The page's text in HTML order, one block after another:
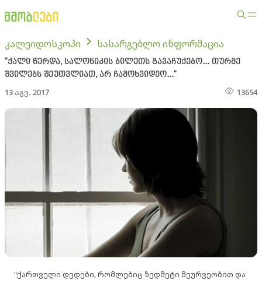
კალეიდოსკოპი სასარგებლო ინფორმაცია
"ქალი წერდა, სალონიკის ბილეთს გავაჩუქებო... თურმე
შვილებს შეუთვლიათ, არ ჩამოხვიდეო..."
13 აგვ. 2017 13654
"ქართველი დედები, რომლებიც ზედმეტი მეურვეობით და